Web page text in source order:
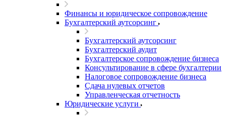
Финансы и юридическое сопровождение
Бухгалтерский аутсорсинг
Бухгалтерский аутсорсинг
Бухгалтерский аудит
Бухгалтерское сопровождение бизнеса
Консультирование в сфере бухгалтерии
Налоговое сопровождение бизнеса
Сдача нулевых отчетов
Управленческая отчетность
Юридические услуги